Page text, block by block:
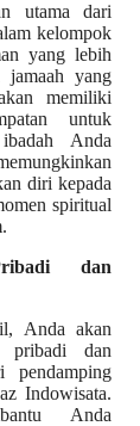
utama dari
kelompok
yang lebih
yang
memiliki
untuk
Anda
diri kepada
spiritual
dan
Anda akan
pribadi dan
pendamping
Indowisata.
Anda